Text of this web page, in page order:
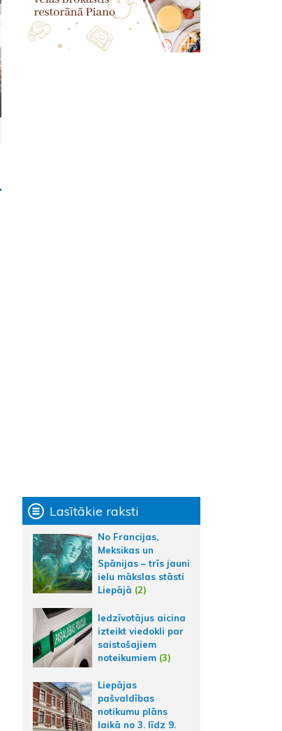
Lasītākie raksti
No Francijas,
Meksikas un
Spānijas – trīs jauni
ielu mākslas stāsti
Liepājā (2)
Iedzīvotājus aicina
izteikt viedokli par
saistošajiem
noteikumiem (3)
Liepājas
pašvaldības
notikumu plāns
laikā no 3. līdz 9.